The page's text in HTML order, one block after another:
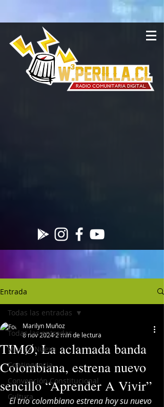
Entrada
Todas las entradas
Musica Nueva
Contingencia
Convención Constitucional
Cultura
Todas las entradas
TIMØ, La aclamada banda
Colombiana, estrena nuevo
sencillo “Aprender A Vivir”
Marilyn Muñoz
8 nov 2024 2 min de lectura
El trío colombiano estrena hoy su nuevo